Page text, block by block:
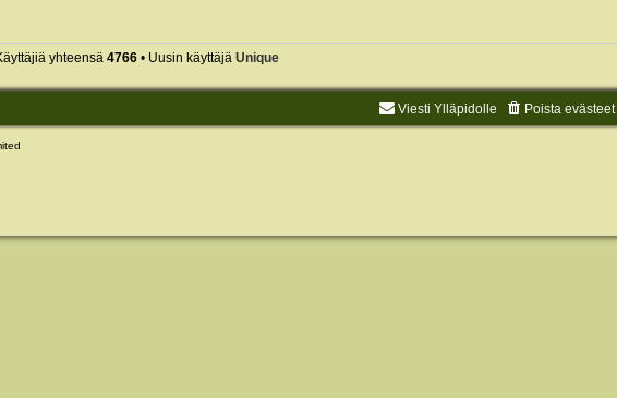
yhteensä 4766• Uusin käyttäjä Unique
Poista evästeet
Viesti Ylläpidolle